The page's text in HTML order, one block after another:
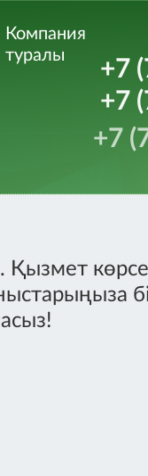
Компания
туралы
+7
+7
+7
Қызмет